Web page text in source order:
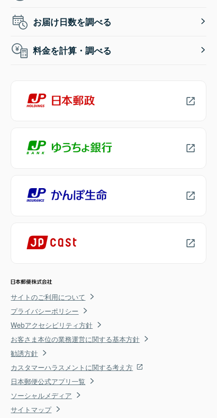
お届け日数を調べる
料金を計算・調べる
サイトのご利用について
プライバシーポリシー
Webアクセシビリティ方針
お客さま本位の業務運営に関する基本方針
勧誘方針
カスタマーハラスメントに関する考え方
日本郵便公式アプリ一覧
ソーシャルメディア
サイトマップ